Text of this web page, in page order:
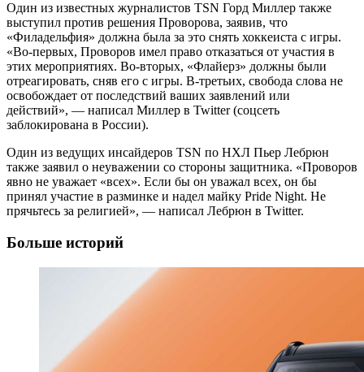
Один из известных журналистов TSN Горд Миллер также
выступил против решения Проворова, заявив, что
«Филадельфия» должна была за это снять хоккеиста с игры.
«Во-первых, Проворов имел право отказаться от участия в
этих мероприятиях. Во-вторых, «Флайерз» должны были
отреагировать, сняв его с игры. В-третьих, свобода слова не
освобождает от последствий ваших заявлений или
действий», — написал Миллер в Twitter (соцсеть
заблокирована в России).
Один из ведущих инсайдеров TSN по НХЛ Пьер Лебрюн
также заявил о неуважении со стороны защитника. «Проворов
явно не уважает «всех». Если бы он уважал всех, он бы
принял участие в разминке и надел майку Pride Night. Не
прячьтесь за религией», — написал Лебрюн в Twitter.
Больше историй